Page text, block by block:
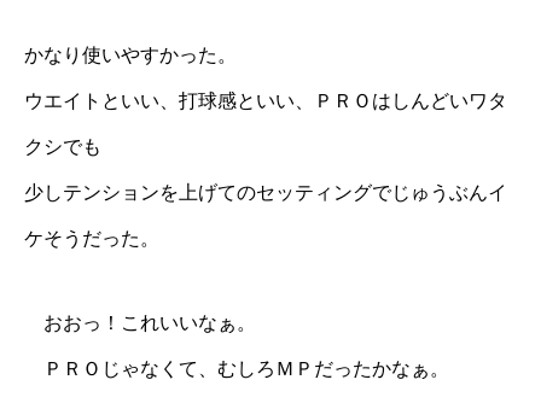
かなり使いやすかった。
ウエイトといい、打球感といい、ＰＲＯはしんどいワタ
クシでも
少しテンションを上げてのセッティングでじゅうぶんイ
ケそうだった。
おおっ！これいいなぁ。
ＰＲＯじゃなくて、むしろＭＰだったかなぁ。